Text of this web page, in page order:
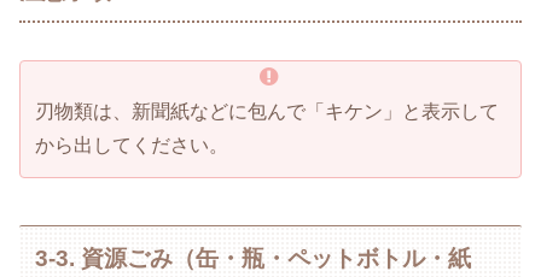
刃物類は、新聞紙などに包んで「キケン」と表示して
から出してください。
3-3. 資源ごみ（缶・瓶・ペットボトル・紙